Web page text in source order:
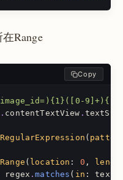
Range
Copy
[image_id=){1}([0-
. contentTextView .
(
( location : 0 ,
regex .matches ( in :